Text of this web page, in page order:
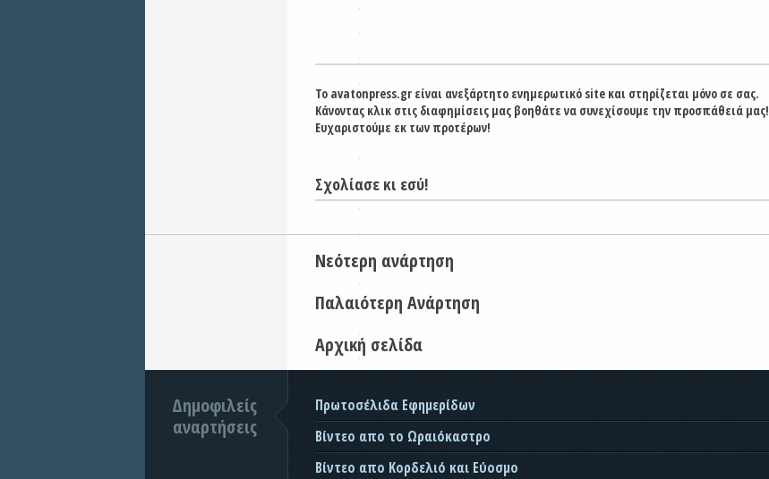
Το avatonpress.gr είναι ανεξάρτητο ενημερωτικό site και στηρίζεται μόνο σε σας.
Κάνοντας κλικ στις διαφημίσεις μας βοηθάτε να συνεχίσουμε την προσπάθειά μας!
Ευχαριστούμε εκ των προτέρων!
Σχολίασε κι εσύ!
Νεότερη ανάρτηση
Παλαιότερη Ανάρτηση
Αρχική σελίδα
Δημοφιλείς
αναρτήσεις
Πρωτοσέλιδα Εφημερίδων
Βίντεο απο το Ωραιόκαστρο
Βίντεο απο Κορδελιό και Εύοσμο